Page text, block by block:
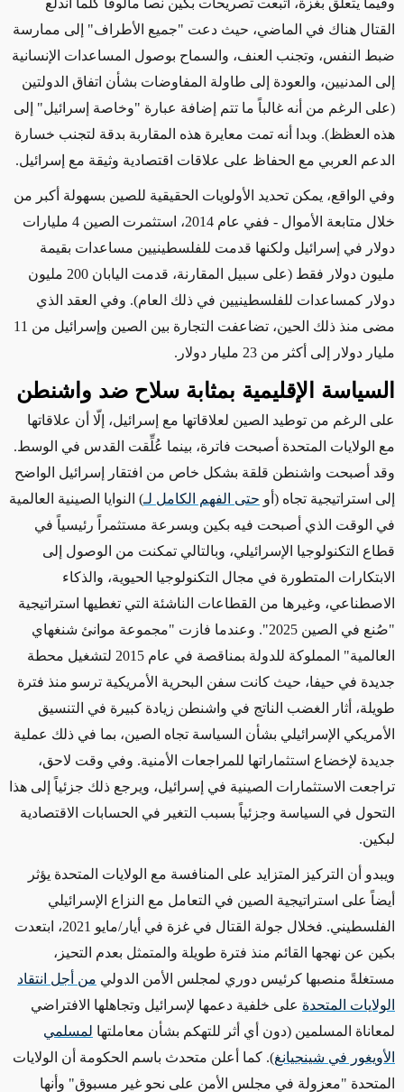
وفيما يتعلق بغزة، اتبعت تصريحات بكين نصاً مألوفاً كلما اندلع
القتال هناك في الماضي، حيث دعت "جميع الأطراف" إلى ممارسة
ضبط النفس، وتجنب العنف، والسماح بوصول المساعدات الإنسانية
إلى المدنيين، والعودة إلى طاولة المفاوضات بشأن اتفاق الدولتين
(على الرغم من أنه غالباً ما تتم إضافة عبارة "وخاصة إسرائيل" إلى
هذه العظظ). وبدا أنه تمت معايرة هذه المقاربة بدقة لتجنب خسارة
الدعم العربي مع الحفاظ على علاقات اقتصادية وثيقة مع إسرائيل.
وفي الواقع، يمكن تحديد الأولويات الحقيقية للصين بسهولة أكبر من
خلال متابعة الأموال - ففي عام 2014، استثمرت الصين 4 مليارات
دولار في إسرائيل ولكنها قدمت للفلسطينيين مساعدات بقيمة
مليون دولار فقط (على سبيل المقارنة، قدمت اليابان 200 مليون
دولار كمساعدات للفلسطينيين في ذلك العام). وفي العقد الذي
مضى منذ ذلك الحين، تضاعفت التجارة بين الصين وإسرائيل من 11
مليار دولار إلى أكثر من 23 مليار دولار.
السياسة الإقليمية بمثابة سلاح ضد واشنطن
على الرغم من توطيد الصين لعلاقاتها مع إسرائيل، إلّا أن علاقاتها
مع الولايات المتحدة أصبحت فاترة، بينما عُلِّقت القدس في الوسط.
وقد أصبحت واشنطن قلقة بشكل خاص من افتقار إسرائيل الواضح
إلى استراتيجية تجاه (أو حتى الفهم الكامل لـ) النوايا الصينية العالمية
في الوقت الذي أصبحت فيه بكين وبسرعة مستثمراً رئيسياً في
قطاع التكنولوجيا الإسرائيلي، وبالتالي تمكنت من الوصول إلى
الابتكارات المتطورة في مجال التكنولوجيا الحيوية، والذكاء
الاصطناعي، وغيرها من القطاعات الناشئة التي تغطيها استراتيجية
"صُنع في الصين 2025". وعندما فازت "مجموعة موانئ شنغهاي
العالمية" المملوكة للدولة بمناقصة في عام 2015 لتشغيل محطة
جديدة في حيفا، حيث كانت سفن البحرية الأمريكية ترسو منذ فترة
طويلة، أثار الغضب الناتج في واشنطن زيادة كبيرة في التنسيق
الأمريكي الإسرائيلي بشأن السياسة تجاه الصين، بما في ذلك عملية
جديدة لإخضاع استثماراتها للمراجعات الأمنية. وفي وقت لاحق،
تراجعت الاستثمارات الصينية في إسرائيل، ويرجع ذلك جزئياً إلى هذا
التحول في السياسة وجزئياً بسبب التغير في الحسابات الاقتصادية
لبكين.
ويبدو أن التركيز المتزايد على المنافسة مع الولايات المتحدة يؤثر
أيضاً على استراتيجية الصين في التعامل مع النزاع الإسرائيلي
الفلسطيني. فخلال جولة القتال في غزة في أيار/مايو 2021، ابتعدت
بكين عن نهجها القائم منذ فترة طويلة والمتمثل بعدم التحيز،
مستغلةً منصبها كرئيس دوري لمجلس الأمن الدولي من أجل انتقاد
الولايات المتحدة على خلفية دعمها لإسرائيل وتجاهلها الافتراضي
لمعاناة المسلمين (دون أي أثر للتهكم بشأن معاملتها لمسلمي
الأويغور في شينجيانغ). كما أعلن متحدث باسم الحكومة أن الولايات
المتحدة "معزولة في مجلس الأمن على نحو غير مسبوق" وأنها